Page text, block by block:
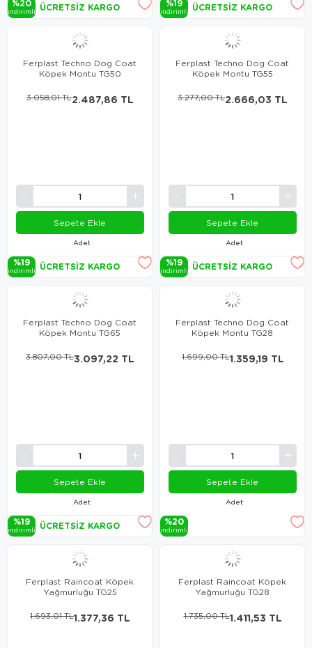
%20
i̇ndi̇ri̇mli̇ ÜCRETSIZ KARGO %19
i̇ndi̇ri̇mli̇ ÜCRETSIZ KARGO
Ferplast Techno Dog Coat
Köpek Montu TG50
Adet
2.487,86 TL
3.058,01 TL
Sepete Ekle
%19
i̇ndi̇ri̇mli̇ ÜCRETSIZ KARGO
Ferplast Techno Dog Coat
Köpek Montu TG55
Adet
2.666,03 TL
3.277,00 TL
Sepete Ekle
%19
i̇ndi̇ri̇mli̇ ÜCRETSIZ KARGO
Ferplast Techno Dog Coat
Köpek Montu TG65
Adet
3.097,22 TL
3.807,00 TL
Sepete Ekle
%19
i̇ndi̇ri̇mli̇ ÜCRETSIZ KARGO
Ferplast Techno Dog Coat
Köpek Montu TG28
Adet
1.359,19 TL
1.699,00 TL
Sepete Ekle
%20
i̇ndi̇ri̇mli̇
Ferplast Raincoat Köpek
Yağmurluğu TG25
1.377,36 TL
1.693,01 TL
Ferplast Raincoat Köpek
Yağmurluğu TG28
1.411,53 TL
1.735,00 TL